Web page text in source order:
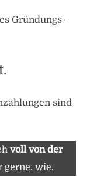
Gründungs-
sind
voll von der
gerne, wie.